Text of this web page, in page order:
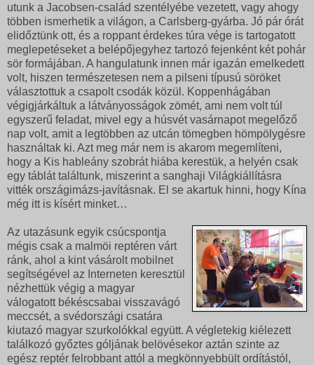
utunk a Jacobsen-család szentélyébe vezetett, vagy ahogy
többen ismerhetik a világon, a Carlsberg-gyárba. Jó pár órát
elidőztünk ott, és a roppant érdekes túra vége is tartogatott
meglepetéseket a belépőjegyhez tartozó fejenként két pohár
sör formájában. A hangulatunk innen már igazán emelkedett
volt, hiszen természetesen nem a pilseni típusú söröket
választottuk a csapolt csodák közül. Koppenhágában
végigjárkáltuk a látványosságok zömét, ami nem volt túl
egyszerű feladat, mivel egy a húsvét vasárnapot megelőző
nap volt, amit a legtöbben az utcán tömegben hömpölygésre
használtak ki. Azt meg már nem is akarom megemlíteni,
hogy a Kis hableány szobrát hiába kerestük, a helyén csak
egy táblát találtunk, miszerint a sanghaji Világkiállításra
vitték országimázs-javításnak. El se akartuk hinni, hogy Kína
még itt is kísért minket…
Az utazásunk egyik csúcspontja
mégis csak a malmöi reptéren várt
ránk, ahol a kint vásárolt mobilnet
segítségével az Interneten keresztül
nézhettük végig a magyar
válogatott békéscsabai visszavágó
meccsét, a svédországi csatára
kiutazó magyar szurkolókkal együtt. A végletekig kiélezett
találkozó győztes góljának belövésekor aztán szinte az
egész reptér felrobbant attól a megkönnyebbült ordítástól,